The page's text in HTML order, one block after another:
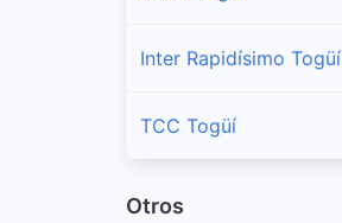
Inter Rapidísimo Togüí
TCC Togüí
Otros